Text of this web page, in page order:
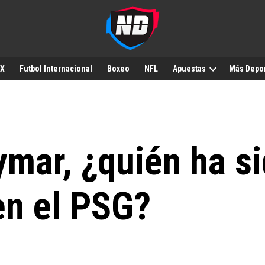
Futbol Internacional Boxeo NFL Apuestas Más
¿quién ha
el PSG?